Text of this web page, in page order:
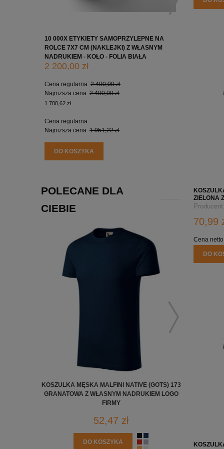
10 000X ETYKIETY SAMOPRZYLEPNE NA
ROLCE 7X7 CM (NAKLEJKI) Z WŁASNYM
NADRUKIEM - KOŁO - FOLIA BIAŁA
2 200,00 zł
Cena regularna: 2 400,00 zł
Najniższa cena: 2 400,00 zł
1 788,62 zł
Cena regularna:
Najniższa cena: 1 951,22 zł
DO KOSZYKA
ROLCE
1
Cena
Najniższa
Cena
Najniższa
DO
POLECANE DLA
CIEBIE
KOSZULKA MĘSKA MALFINI NATIVE (GOTS) 173
GRANATOWA Z WŁASNYM NADRUKIEM LOGO
FIRMY
52,47 zł
DO KOSZYKA
FIRMY
ZIELONA
HEAVY
Producent:
70,99
Cena
DO